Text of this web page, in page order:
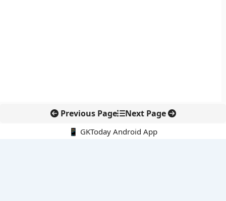
Previous Page Next Page
📱 GKToday Android App